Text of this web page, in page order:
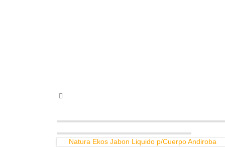
Natura Ekos Jabon Liquido p/Cuerpo Andiroba